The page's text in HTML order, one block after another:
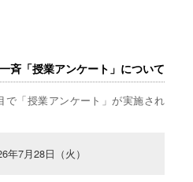
斉「授業アンケート」について
で「授業アンケート」が実施され
年7月28日（火）